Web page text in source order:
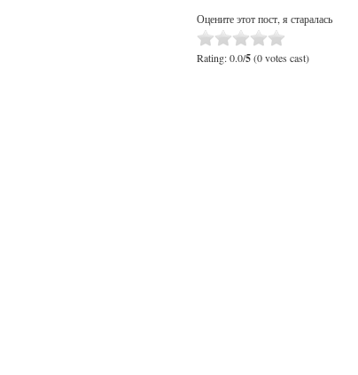
Оцените этот пост, я старалась
Rating: 0.0/5(0 votes cast)